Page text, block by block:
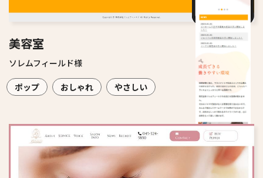
美容室
ソレムフィールド様
ポップ おしゃれ やさしい